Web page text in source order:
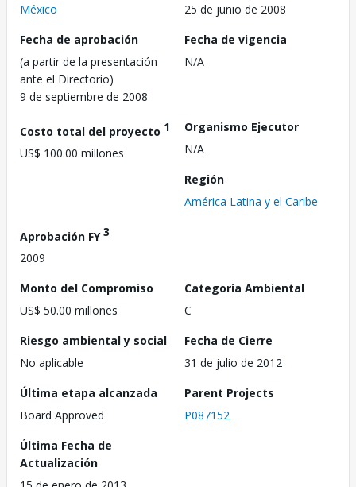
México
25 de junio de 2008
Fecha de aprobación
(a partir de la presentación
ante el Directorio)
9 de septiembre de 2008
Fecha de vigencia
N/A
Costo total del proyecto 1
US$ 100.00 millones
Organismo Ejecutor
N/A
Región
América Latina y el Caribe
Aprobación FY3
2009
Monto del Compromiso
US$ 50.00 millones
Categoría Ambiental
C
Riesgo ambiental y social
No aplicable
Fecha de Cierre
31 de julio de 2012
Última etapa alcanzada
Board Approved
Parent Projects
P087152
Última Fecha de
Actualización